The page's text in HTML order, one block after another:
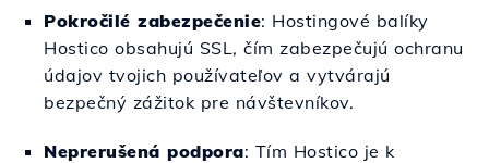
Pokročilé zabezpečenie: Hostingové balíky
Hostico obsahujú SSL, čím zabezpečujú ochranu
údajov tvojich používateľov a vytvárajú
bezpečný zážitok pre návštevníkov.
Neprerušená podpora: Tím Hostico je k